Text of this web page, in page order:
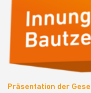
Präsentation der